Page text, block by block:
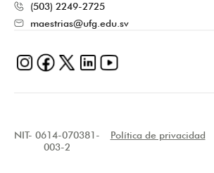
(503) 2249-2725
maestrias@ufg.edu.sv
NIT- 0614-070381-
003-2
Política de privacidad